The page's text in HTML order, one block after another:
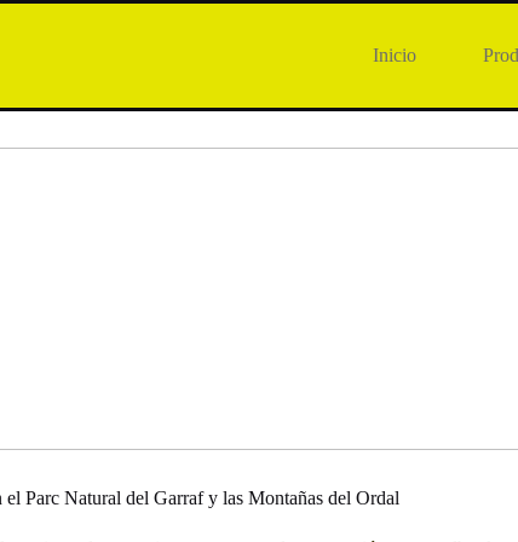
Inicio
Parc Natural del Garraf y las Montañas del Ordal